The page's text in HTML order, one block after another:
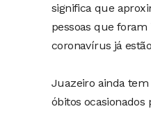
significa que
pessoas que
coronavírus já
Juazeiro ainda tem
óbitos ocasionados